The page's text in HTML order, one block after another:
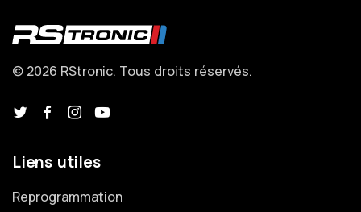
© 2026 RStronic. Tous droits réservés.
Liens utiles
Reprogrammation